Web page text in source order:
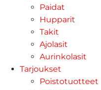
Paidat
Hupparit
Takit
Ajolasit
Aurinkolasit
Tarjoukset
Poistotuotteet